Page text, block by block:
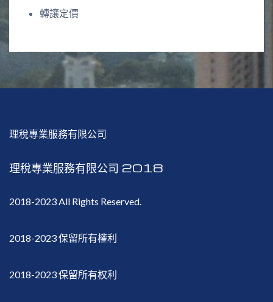
轉讓定價
理稅專業服務有限公司
理稅專業服務有限公司 2018
2018-2023 All Rights Reserved.
2018-2023 保留所有權利
2018-2023 保留所有权利